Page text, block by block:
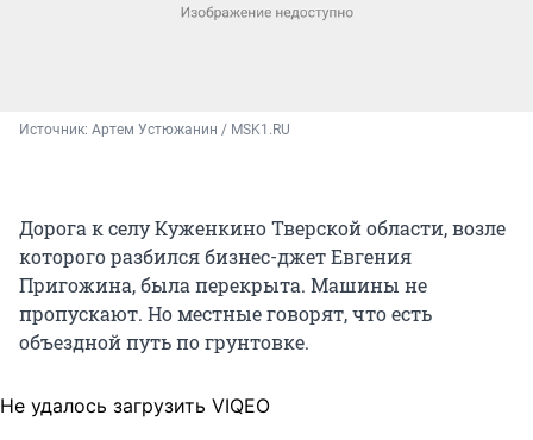
Источник: Артем Устюжанин / MSK1.RU
Дорога к селу Куженкино Тверской области, возле
которого разбился бизнес-джет Евгения
Пригожина, была перекрыта. Машины не
пропускают. Но местные говорят, что есть
объездной путь по грунтовке.
Не удалось загрузить VIQEO